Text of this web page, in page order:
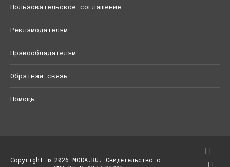
Пользовательское соглашение
Рекламодателям
Правообладателям
Обратная связь
Помощь
Copyright © 2026 MODA.RU. Свидетельство о